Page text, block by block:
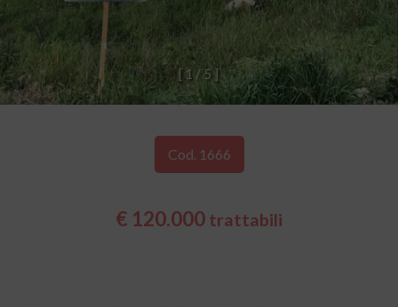
[ 1 / 5]
Cod. 1666
€ 120.000 trattabili